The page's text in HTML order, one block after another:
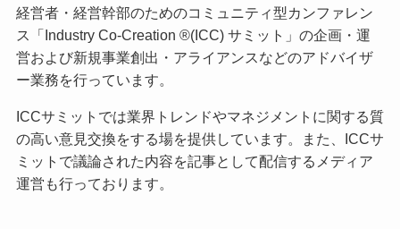
経営者・経営幹部のためのコミュニティ型カンファレン
ス「Industry Co-Creation ®(ICC) サミット」の企画・運
営および新規事業創出・アライアンスなどのアドバイザ
ー業務を行っています。
ICCサミットでは業界トレンドやマネジメントに関する質
の高い意見交換をする場を提供しています。また、ICCサ
ミットで議論された内容を記事として配信するメディア
運営も行っております。